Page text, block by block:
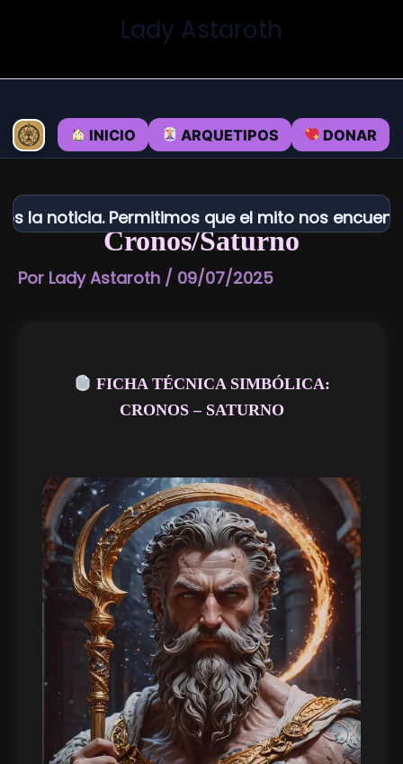
Lady Astaroth
INICIO ARQUETIPOS DONAR
noticia. Permitimos que el mito nos encuentre.
Cronos/Saturno
Por Lady Astaroth / 09/07/2025
FICHA TÉCNICA SIMBÓLICA:
CRONOS – SATURNO